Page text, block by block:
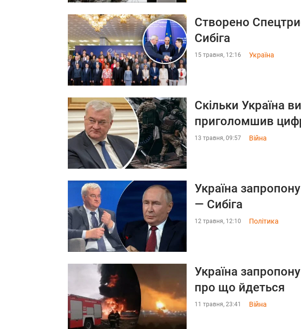
Створено
Сибіга
15 травня, 12:16 Україна
Скільки Україна
приголомшив
13 травня, 09:57 Війна
Україна
— Сибіга
12 травня, 12:10 Політика
Україна
про що йдеться
11 травня, 23:41 Війна